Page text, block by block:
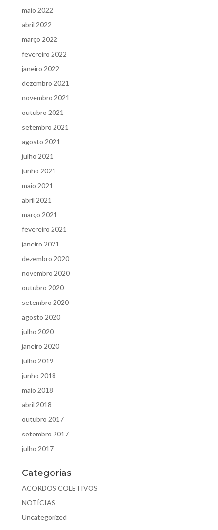
maio 2022
abril 2022
março 2022
fevereiro 2022
janeiro 2022
dezembro 2021
novembro 2021
outubro 2021
setembro 2021
agosto 2021
julho 2021
junho 2021
maio 2021
abril 2021
março 2021
fevereiro 2021
janeiro 2021
dezembro 2020
novembro 2020
outubro 2020
setembro 2020
agosto 2020
julho 2020
janeiro 2020
julho 2019
junho 2018
maio 2018
abril 2018
outubro 2017
setembro 2017
julho 2017
Categorias
ACORDOS COLETIVOS
NOTÍCIAS
Uncategorized